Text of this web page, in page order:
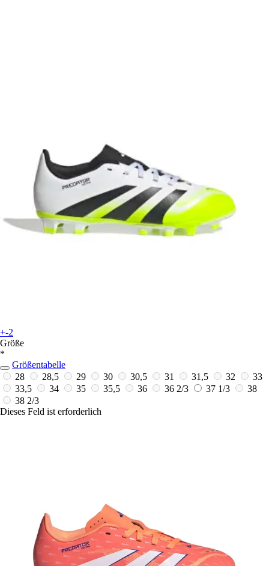
+-2
Größe
*
Größentabelle
28
28,5 29 30 30,5 31 31,5 32
33
33,5
34 35 35,5 36 36 2/3 37 1/3
38
38 2/3
Dieses Feld ist erforderlich